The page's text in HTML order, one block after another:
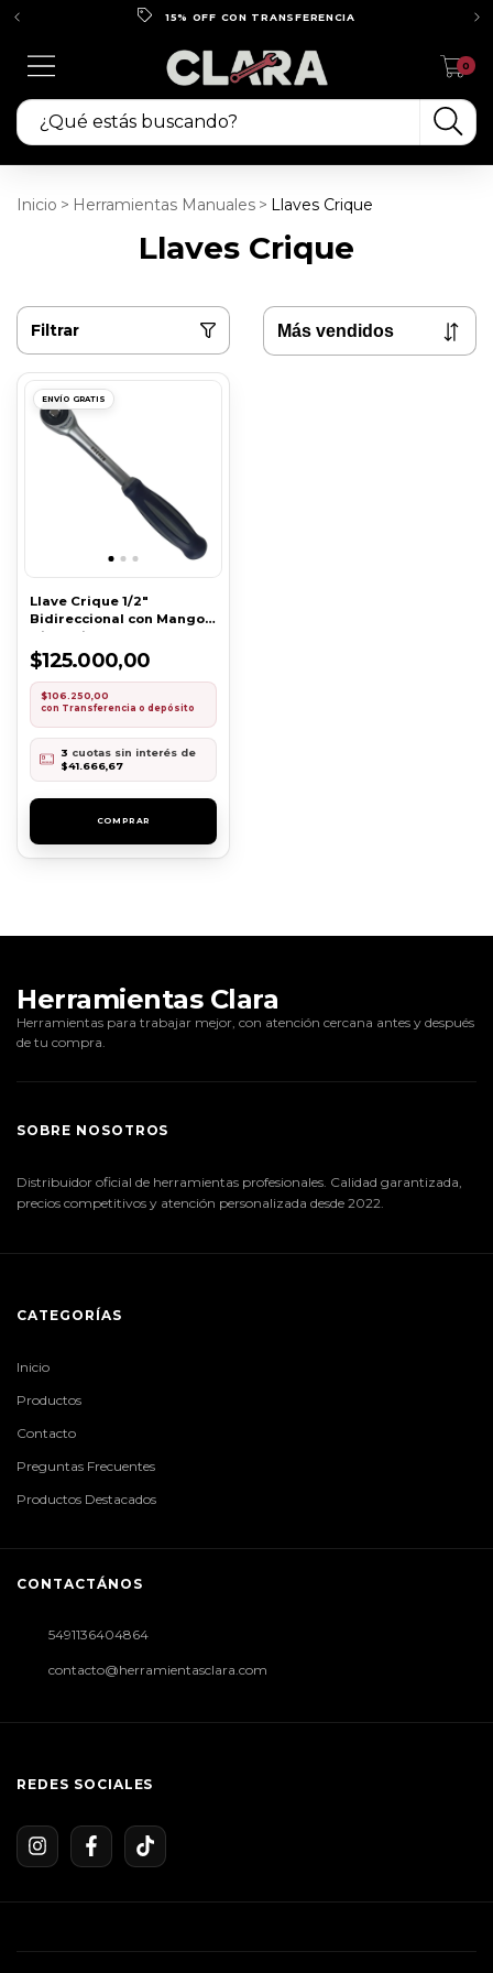
15% OFF CON TRANSFERENCIA
0
Inicio > Herramientas Manuales > Llaves Crique
Llaves Crique
Filtrar
ENVÍO GRATIS
Llave Crique 1/2"
Bidireccional con Mango
Giratorio Bremen
$125.000,00
$106.250,00
con Transferencia o depósito
3 cuotas sin interés de
$41.666,67
Herramientas Clara
Herramientas para trabajar mejor, con atención cercana antes y después
de tu compra.
SOBRE NOSOTROS
Distribuidor oficial de herramientas profesionales. Calidad garantizada,
precios competitivos y atención personalizada desde 2022.
CATEGORÍAS
Inicio
Productos
Contacto
Preguntas Frecuentes
Productos Destacados
CONTACTÁNOS
5491136404864
contacto@herramientasclara.com
REDES SOCIALES